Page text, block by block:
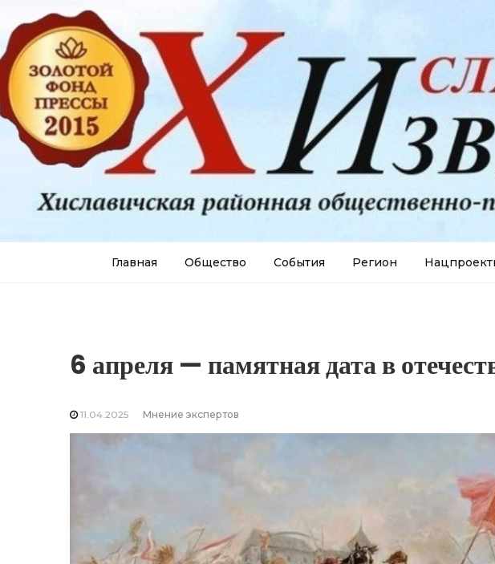
Главная Общество События Регион
6 апреля — памятная дата в
11.04.2025 Мнение экспертов